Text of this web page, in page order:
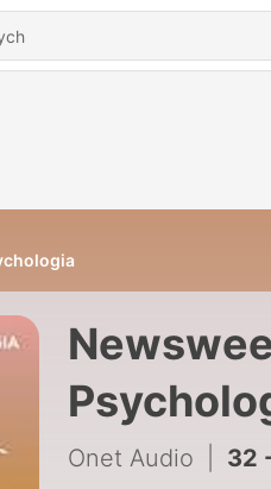
Onet Audio 32 -